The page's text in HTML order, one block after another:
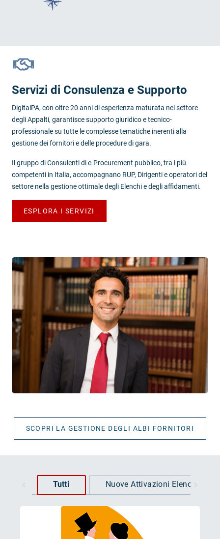
Servizi di Consulenza e Supporto
DigitalPA, con oltre 20 anni di esperienza maturata nel settore
degli Appalti, garantisce supporto giuridico e tecnico-
professionale su tutte le complesse tematiche inerenti alla
gestione dei fornitori e delle procedure di gara.
Il gruppo di Consulenti di e-Procurement pubblico, tra i più
competenti in Italia, accompagnano RUP, Dirigenti e operatori del
settore nella gestione ottimale degli Elenchi e degli affidamenti.
ESPLORA I SERVIZI
SCOPRI LA GESTIONE DEGLI ALBI FORNITORI
Tutti Nuove Attivazioni Elenchi